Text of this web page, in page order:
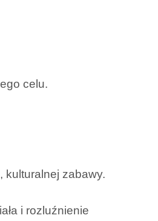
celu.
kulturalnej zabawy.
i rozluźnienie